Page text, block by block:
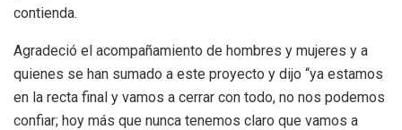
contienda.
Agradeció el acompañamiento de hombres y mujeres y a
quienes se han sumado a este proyecto y dijo “ya estamos
en la recta final y vamos a cerrar con todo, no nos podemos
confiar; hoy más que nunca tenemos claro que vamos a